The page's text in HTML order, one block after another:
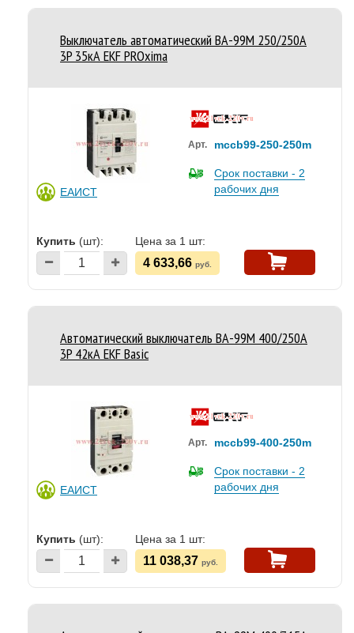
Выключатель автоматический ВА-99M 250/250А
3P 35кА EKF PROxima
ЕАИСТ
Арт. mccb99-250-250m
Срок поставки - 2
рабочих дня
Купить (шт): Цена за 1 шт:
4 633,66 руб.
Автоматический выключатель ВА-99М 400/250А
3P 42кА EKF Basic
ЕАИСТ
Арт. mccb99-400-250m
Срок поставки - 2
рабочих дня
Купить (шт): Цена за 1 шт:
11 038,37 руб.